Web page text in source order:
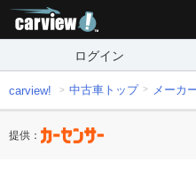
ログイン
carview! 中古車トップ メーカ
提供：